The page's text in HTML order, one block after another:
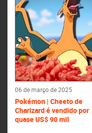
06 de março de 2025
Pokémon | Cheeto de
Charizard é vendido por
quase US$ 90 mil